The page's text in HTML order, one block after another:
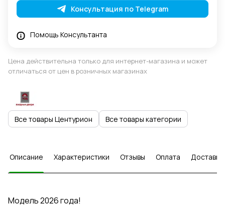
Консультация по Telegram
Помощь Консультанта
Цена действительна только для интернет-магазина и может
отличаться от цен в розничных магазинах
Все товары Центурион Все товары категории
Описание Характеристики Отзывы Оплата Доставка
Модель 2026 года!